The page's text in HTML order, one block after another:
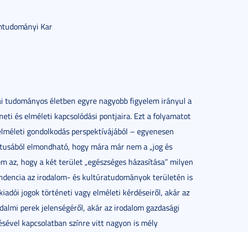
Kar
tudományos életben egyre nagyobb figyelem irányul a
és elméleti kapcsolódási pontjaira. Ezt a folyamatot
gondolkodás perspektívájából – egyenesen
elmondható, hogy mára már nem a „jog és
az, hogy a két terület „egészséges házasítása” milyen
az irodalom- és kultúratudományok területén is
jogok történeti vagy elméleti kérdéseiről, akár az
perek jelenségéről, akár az irodalom gazdasági
kapcsolatban színre vitt nagyon is mély